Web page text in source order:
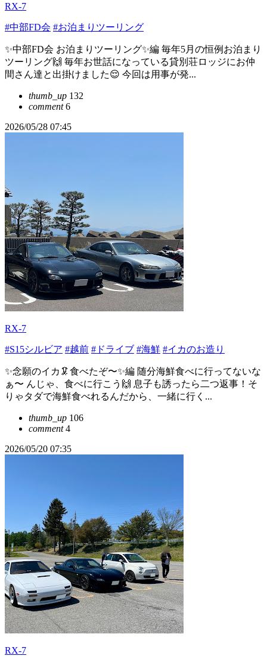
RX-7
#中部FD会 #お泊まりツーリング
✨中部FD会 お泊まりツーリング✨編 毎年5月の恒例お泊まり
ツーリング🙌 毎年お世話になっている貸別荘ロッジにお仲
間さん達と出掛けました😌 今回は用事が発...
thumb_up 132
comment6
2026/05/28 07:45
RX-7
#S15シルビア #越前 #ドライブ #海鮮 #イカのお造り
✨念願のイカ🦑食べたぞ〜✨編 随分海鮮食べに行ってないな
ぁ〜 んじゃ、食べに行こう🙌 息子も誘ったら二つ返事！そ
りゃタダで海鮮食べれるんだから、一緒に行く...
thumb_up 106
comment4
2026/05/20 07:35
RX-7